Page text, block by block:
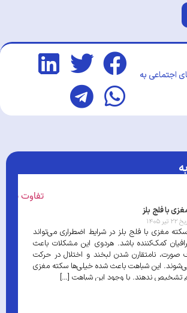
اجتماعی به
با فلج بلز
مغزی با فلج بلز در شرایط اضطراری می‌تواند
کمک‌کننده باشد. هردوی این مشکلات باعث
صورت، نامتقارن شدن لبخند و اختلال در حرکت
این شباهت باعث شده خیلی‌ها سکته مغزی
هم تشخیص ندهند. با وجود این شباهت […]